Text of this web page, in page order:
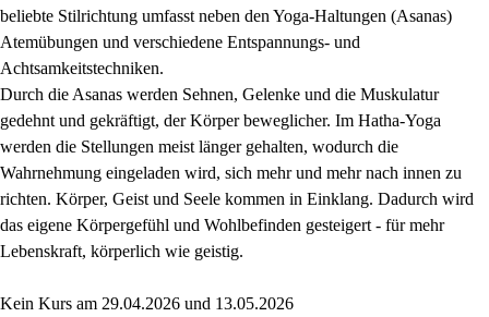
beliebte Stilrichtung umfasst neben den Yoga-Haltungen (Asanas)
Atemübungen und verschiedene Entspannungs- und
Achtsamkeitstechniken.
Durch die Asanas werden Sehnen, Gelenke und die Muskulatur
gedehnt und gekräftigt, der Körper beweglicher. Im Hatha-Yoga
werden die Stellungen meist länger gehalten, wodurch die
Wahrnehmung eingeladen wird, sich mehr und mehr nach innen zu
richten. Körper, Geist und Seele kommen in Einklang. Dadurch wird
das eigene Körpergefühl und Wohlbefinden gesteigert - für mehr
Lebenskraft, körperlich wie geistig.
Kein Kurs am 29.04.2026 und 13.05.2026